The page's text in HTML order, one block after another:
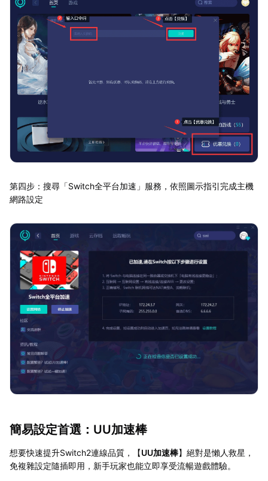
第四步：搜尋「Switch全平台加速」服務，依照圖示指引完成主機
網路設定
簡易設定首選：UU加速棒
想要快速提升Switch2連線品質，【UU加速棒】絕對是懶人救星，
免複雜設定隨插即用，新手玩家也能立即享受流暢遊戲體驗。